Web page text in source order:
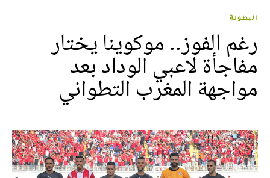
البطولة
رغم الفوز.. موكوينا يختار
مفاجأة لاعبي الوداد بعد
مواجهة المغرب التطواني